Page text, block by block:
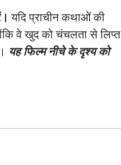
यदि प्राचीन कथाओं की
वे खुद को चंचलता से लिप्त
यह फिल्म नीचे के दृश्य को